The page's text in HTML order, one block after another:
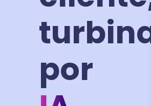
por